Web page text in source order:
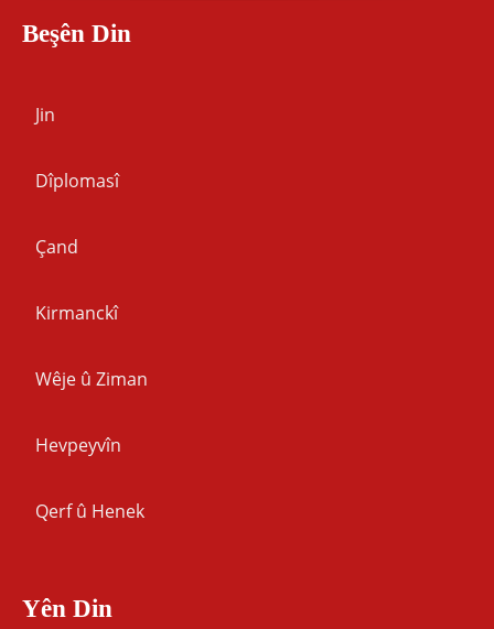
Beşên Din
Jin
Dîplomasî
Çand
Kirmanckî
Wêje û Ziman
Hevpeyvîn
Qerf û Henek
Yên Din